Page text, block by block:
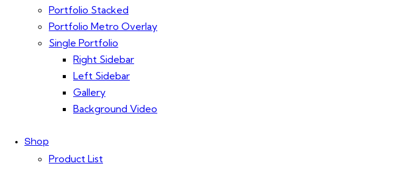
Portfolio Stacked
Portfolio Metro Overlay
Single Portfolio
Right Sidebar
Left Sidebar
Gallery
Background Video
Shop
Product List